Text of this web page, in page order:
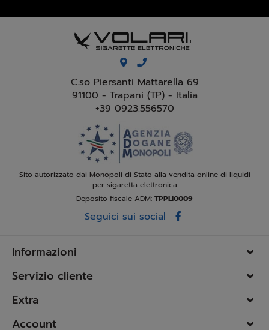
C.so Piersanti Mattarella 69
91100 - Trapani (TP) - Italia
+39 0923.556570
Sito autorizzato dai Monopoli di Stato alla vendita online di liquidi
per sigaretta elettronica
Deposito fiscale ADM: TPPLI0009
Seguici sui social
Informazioni
Servizio cliente
Extra
Account